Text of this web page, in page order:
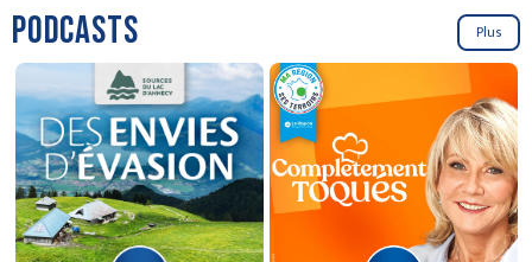
PODCASTS Plus